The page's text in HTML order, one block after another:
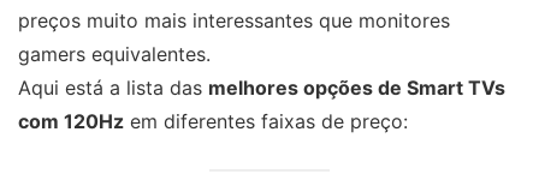
preços muito mais interessantes que monitores
gamers equivalentes.
Aqui está a lista das melhores opções de Smart TVs
com 120Hz em diferentes faixas de preço: